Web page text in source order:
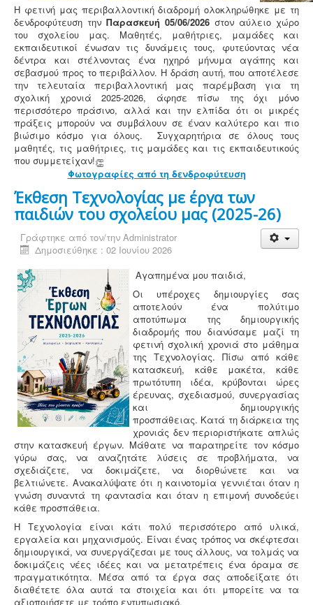
Η φετινή μας περιβαλλοντική διαδρομή ολοκληρώθηκε με τη
δενδροφύτευση την Παρασκευή 05/06/2026 στον αύλειο χώρο
του σχολείου μας. Μαθητές, μαθήτριες, μαμάδες και
εκπαιδευτικοί ένωσαν τις δυνάμεις τους, φυτεύοντας νέα
δέντρα και στέλνοντας ένα ηχηρό μήνυμα αγάπης και
σεβασμού προς το περιβάλλον. Η δράση αυτή, που αποτέλεσε
την τελευταία περιβαλλοντική μας παρέμβαση για τη
σχολική χρονιά 2025-2026, άφησε πίσω της όχι μόνο
περισσότερο πράσινο, αλλά και την ελπίδα ότι οι μικρές
πράξεις μπορούν να συμβάλουν σε έναν καλύτερο και πιο
βιώσιμο κόσμο για όλους. Συγχαρητήρια σε όλους τους
μαθητές, τις μαθήτριες, τις μαμάδες και τις εκπαιδευτικούς
που συμμετείχαν!
Φωτογραφίες από τη δενδροφύτευση
Έκθεση Τεχνολογίας με έργα των
παιδιών του σχολείου μας (2025-26)
Γράφτηκε από τον/την Administrator
Δημοσιεύθηκε : 02 Ιουνίου 2026
Αγαπημένα μου παιδιά,
Οι υπέροχες δημιουργίες σας
αποτελούν ένα πολύτιμο
αποτύπωμα της δημιουργικής
διαδρομής που διανύσαμε μαζί τη
φετινή σχολική χρονιά στο μάθημα
της Τεχνολογίας. Πίσω από κάθε
κατασκευή, κάθε μακέτα, κάθε
πρωτότυπη ιδέα, κρύβονται ώρες
έρευνας, σχεδιασμού, συνεργασίας
και δημιουργικής
προσπάθειας. Κατά τη διάρκεια της
χρονιάς δεν περιοριστήκατε απλώς
στην κατασκευή έργων. Μάθατε να παρατηρείτε τον κόσμο
γύρω σας, να αναζητάτε λύσεις σε προβλήματα, να
σχεδιάζετε, να δοκιμάζετε, να διορθώνετε και να
βελτιώνετε. Ανακαλύψατε ότι η καινοτομία γεννιέται όταν η
γνώση συναντά τη φαντασία και όταν η επιμονή συνοδεύει
κάθε προσπάθεια.
Η Τεχνολογία είναι κάτι πολύ περισσότερο από υλικά,
εργαλεία και μηχανισμούς. Είναι ένας τρόπος να σκέφτεσαι
δημιουργικά, να συνεργάζεσαι με τους άλλους, να τολμάς να
δοκιμάζεις νέες ιδέες και να μετατρέπεις ένα όραμα σε
πραγματικότητα. Μέσα από τα έργα σας αποδείξατε ότι
διαθέτετε όλα αυτά τα στοιχεία και ότι μπορείτε να τα
αξιοποιήσετε με τρόπο εντυπωσιακό.